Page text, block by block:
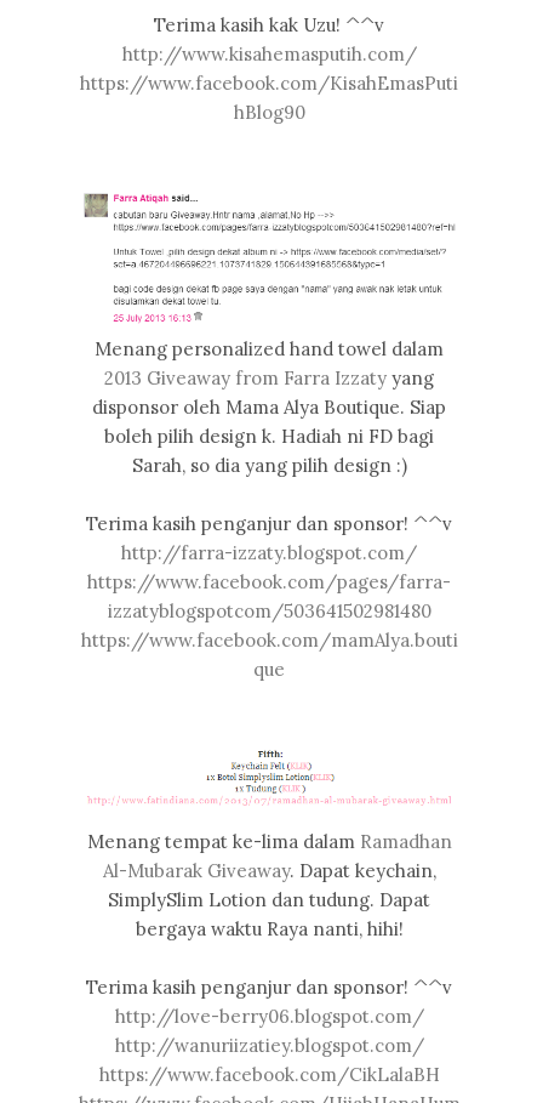
Terima kasih kak Uzu! ^^v
http://www.kisahemasputih.com/
https://www.facebook.com/KisahEmasPuti
hBlog90
Menang personalized hand towel dalam
2013 Giveaway from Farra Izzaty yang
disponsor oleh Mama Alya Boutique. Siap
boleh pilih design k. Hadiah ni FD bagi
Sarah, so dia yang pilih design :)
Terima kasih penganjur dan sponsor! ^^v
http://farra-izzaty.blogspot.com/
https://www.facebook.com/pages/farra-
izzatyblogspotcom/503641502981480
https://www.facebook.com/mamAlya.bouti
que
Menang tempat ke-lima dalam Ramadhan
Al-Mubarak Giveaway. Dapat keychain,
SimplySlim Lotion dan tudung. Dapat
bergaya waktu Raya nanti, hihi!
Terima kasih penganjur dan sponsor! ^^v
http://love-berry06.blogspot.com/
http://wanuriizatiey.blogspot.com/
https://www.facebook.com/CikLalaBH